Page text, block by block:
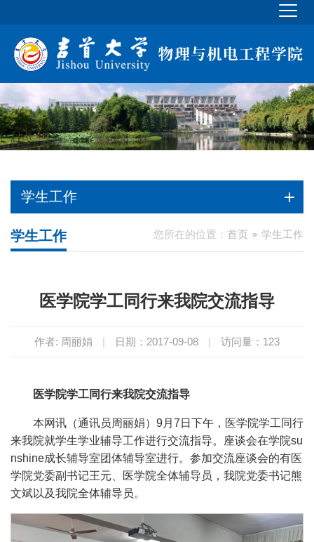
学生工作
您所在的位置： 首页 学生工作
学生工作
医学院学工同行来我院交流指导
作者: 周丽娟 | 日期：2017-09-08 | 访问量： 123
医学院学工同行来我院交流指导
本网讯（通讯员周丽娟） 9月 7 日下午，医学院学工同行
来我院就学生学业辅导工作进行交流指导。座谈会在学院su
nshine成长辅导室团体辅导室进行。 参加交流座谈会的有医
学院党委副书记王元、医学院全体辅导员，我院党委书记熊
文斌以及我院全体辅导员。